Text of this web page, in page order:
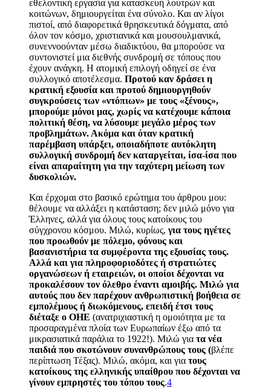
εθελοντική εργασία για κατασκευή λουτρών και
κοιτώνων, δημιουργείται ένα σύνολο. Και αν λίγοι
πιστοί, από διαφορετικά θρησκευτικά δόγματα, από
όλον τον κόσμο, χριστιανικά και μουσουλμανικά,
συνεννοούνταν μέσω διαδικτύου, θα μπορούσε να
συντονιστεί μια διεθνής συνδρομή σε τόπους που
έχουν ανάγκη. Η ατομική επιλογή οδηγεί σε ένα
συλλογικό αποτέλεσμα. Προτού καν δράσει η
κρατική εξουσία και προτού δημιουργηθούν
συγκρούσεις των «ντόπιων» με τους «ξένους»,
μπορούμε μόνοι μας, χωρίς να κατέχουμε κάποια
πολιτική θέση, να λύσουμε μεγάλο μέρος των
προβλημάτων. Ακόμα και όταν κρατική
παρέμβαση υπάρξει, οποιαδήποτε αυτόκλητη
συλλογική συνδρομή δεν καταργείται, ίσα-ίσα που
είναι απαραίτητη για την ταχύτερη μείωση των
δυσκολιών.
Και έρχομαι στο βασικό ερώτημα του άρθρου μου:
θέλουμε να αλλάξει η κατάσταση; δεν μιλώ μόνο για
Έλληνες, αλλά για όλους τους κατοίκους του
σύγχρονου κόσμου. Μιλώ, κυρίως, για τους ηγέτες
που προωθούν με πόλεμο, φόνους και
βασανιστήρια τα συμφέροντα της εξουσίας τους.
Αλλά και για πληροφοριοδότες ή στρατιώτες
οργανώσεων ή εταιρειών, οι οποίοι δέχονται να
προκαλέσουν τον όλεθρο έναντι αμοιβής. Μιλώ για
αυτούς που δεν παρέχουν ανθρωπιστική βοήθεια σε
εμπολέμους ή διωκόμενους, επειδή έτσι τους
διέταξε ο ΟΗΕ (ανατριχιαστική η ομοιότητα με τα
προσαραγμένα πλοία των Ευρωπαίων έξω από τα
μικρασιατικά παράλια το 1922!). Μιλώ για τα νέα
παιδιά που σκοτώνουν συνανθρώπους τους (βλέπε
περίπτωση Τέξας). Μιλώ, ακόμα, και για τους
κατοίκους της ελληνικής υπαίθρου που δέχονται να
γίνουν εμπρηστές του τόπου τους.4